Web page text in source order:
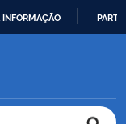
INFORMAÇÃO